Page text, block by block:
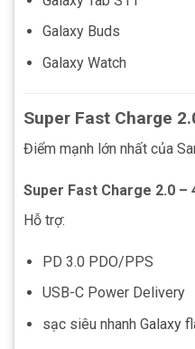
Galaxy Buds
Galaxy Watch
Super Fast Charge
Điểm mạnh lớn nhất của
Super Fast Charge 2.0 –
Hỗ trợ:
PD 3.0 PDO/PPS
USB-C Power Delivery
sạc siêu nhanh Galaxy